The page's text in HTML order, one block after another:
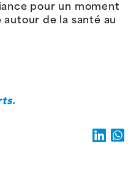
pour un moment
autour de la santé au